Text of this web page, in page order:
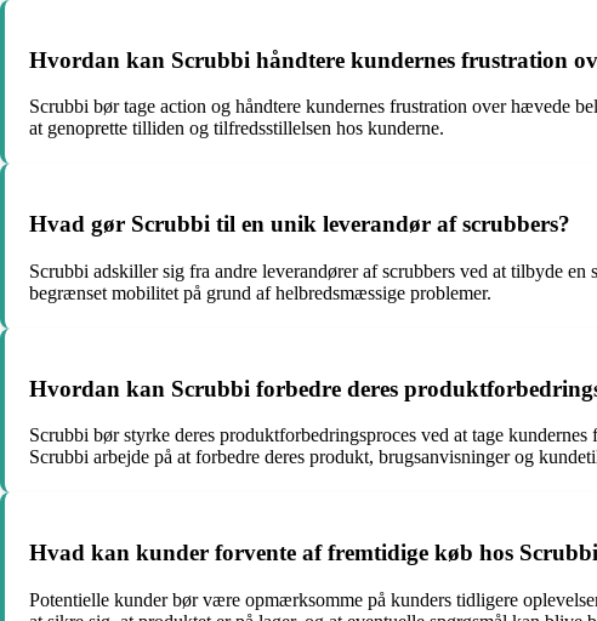
Hvordan kan Scrubbi håndtere kundernes frustration
Scrubbi bør tage action og håndtere kundernes frustration over hævede
at genoprette tilliden og tilfredsstillelsen hos kunderne.
Hvad gør Scrubbi til en unik leverandør af scrubbers?
Scrubbi adskiller sig fra andre leverandører af scrubbers ved at tilbyde
begrænset mobilitet på grund af helbredsmæssige problemer.
Hvordan kan Scrubbi forbedre deres
Scrubbi bør styrke deres produktforbedringsproces ved at tage
Scrubbi arbejde på at forbedre deres produkt, brugsanvisninger og
Hvad kan kunder forvente af fremtidige køb hos
Potentielle kunder bør være opmærksomme på kunders tidligere